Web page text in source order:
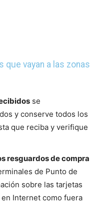
que vayan a las zonas
se
y conserve todos los
que reciba y verifique
resguardos de compra
de Punto de
sobre las tarjetas
Internet como fuera